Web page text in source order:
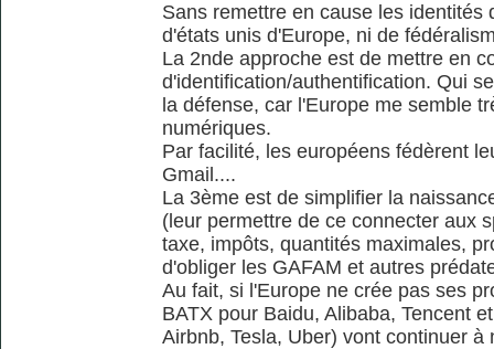
Sans remettre en cause les
d'états unis d'Europe, ni de
La 2nde approche est de mettre en
d'identification/authentification. Qui
la défense, car l'Europe me semble
numériques.
Par facilité, les européens fédèrent
Gmail....
La 3ème est de simplifier la
(leur permettre de ce connecter aux
taxe, impôts, quantités maximales,
d'obliger les GAFAM et autres
Au fait, si l'Europe ne crée pas ses
BATX pour Baidu, Alibaba, Tencent
Airbnb, Tesla, Uber) vont continuer à